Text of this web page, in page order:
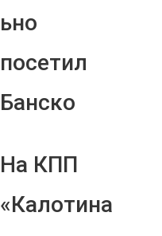
ьно
посетил
Банско
На КПП
«Калотина